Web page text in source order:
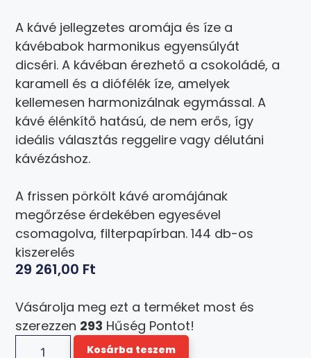
A kávé jellegzetes aromája és íze a
kávébabok harmonikus egyensúlyát
dicséri. A kávéban érezhető a csokoládé, a
karamell és a diófélék íze, amelyek
kellemesen harmonizálnak egymással. A
kávé élénkítő hatású, de nem erős, így
ideális választás reggelire vagy délutáni
kávézáshoz.
A frissen pörkölt kávé aromájának
megőrzése érdekében egyesével
csomagolva, filterpapírban. 144 db-os
kiszerelés
29 261,00 Ft
Vásárolja meg ezt a terméket most és
szerezzen 293 Hűség Pontot!
Kosárba teszem